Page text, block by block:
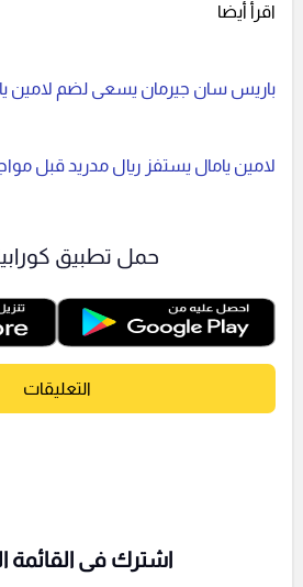
اقرأ أيضا
باريس سان جيرمان يسعى لضم لامين
لامين يامال يستفز ريال مدريد قبل
حمل تطبيق
التعليقات
اشترك فى القائمة